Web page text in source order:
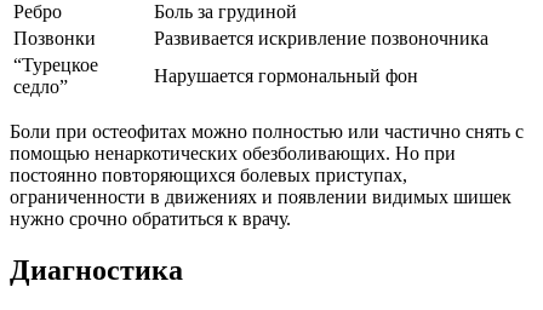
Ребро
Боль за грудиной
Позвонки
Развивается искривление позвоночника
“Турецкое
седло”
Нарушается гормональный фон
Боли при остеофитах можно полностью или частично снять с
помощью ненаркотических обезболивающих. Но при
постоянно повторяющихся болевых приступах,
ограниченности в движениях и появлении видимых шишек
нужно срочно обратиться к врачу.
Диагностика